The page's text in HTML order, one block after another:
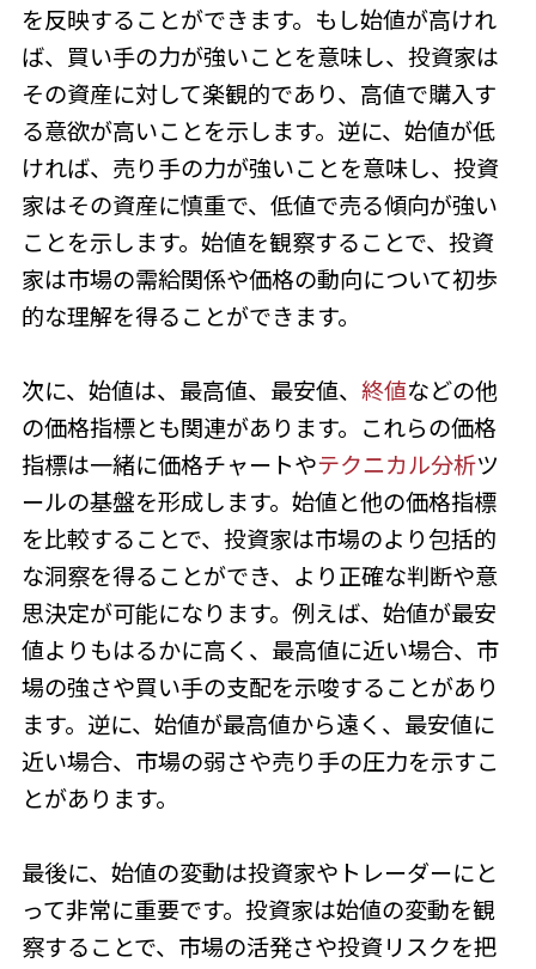
を反映することができます。もし始値が高けれ
ば、買い手の力が強いことを意味し、投資家は
その資産に対して楽観的であり、高値で購入す
る意欲が高いことを示します。逆に、始値が低
ければ、売り手の力が強いことを意味し、投資
家はその資産に慎重で、低値で売る傾向が強い
ことを示します。始値を観察することで、投資
家は市場の需給関係や価格の動向について初歩
的な理解を得ることができます。
次に、始値は、最高値、最安値、 終値などの他
の価格指標とも関連があります。これらの価格
指標は一緒に価格チャートやテクニカル分析ツ
ールの基盤を形成します。始値と他の価格指標
を比較することで、投資家は市場のより包括的
な洞察を得ることができ、より正確な判断や意
思決定が可能になります。例えば、始値が最安
値よりもはるかに高く、最高値に近い場合、市
場の強さや買い手の支配を示唆することがあり
ます。逆に、始値が最高値から遠く、最安値に
近い場合、市場の弱さや売り手の圧力を示すこ
とがあります。
最後に、始値の変動は投資家やトレーダーにと
って非常に重要です。投資家は始値の変動を観
察することで、市場の活発さや投資リスクを把